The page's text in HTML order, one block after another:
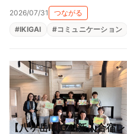
のか──くまらぼ IKIGAI研
究会・5月の夜の対話
2026/07/31
つながる
#IKIGAI #コミュニケーション
【八ヶ岳IKIGAI新人合宿レ